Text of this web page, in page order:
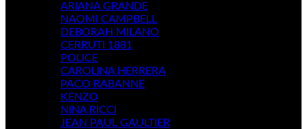
ARIANA GRANDE
NAOMI CAMPBELL
DEBORAH MILANO
CERRUTI 1881
POLICE
CAROLINA HERRERA
PACO RABANNE
KENZO
NINA RICCI
JEAN PAUL GAULTIER